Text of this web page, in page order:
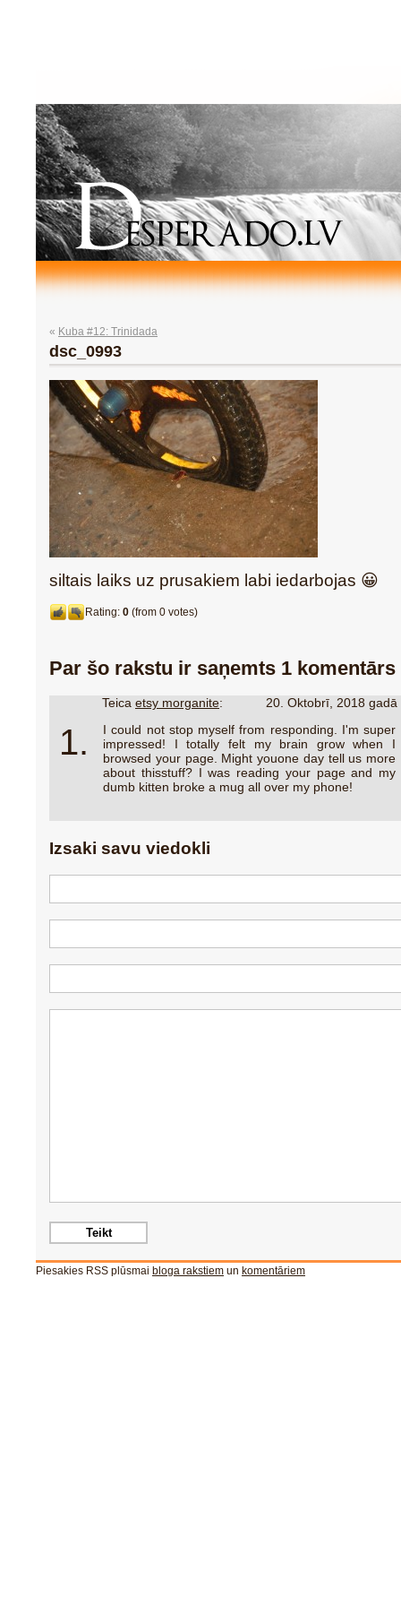
« Kuba #12: Trinidada
dsc_0993
siltais laiks uz prusakiem labi iedarbojas 😀
Rating: 0 (from 0 votes)
Par šo rakstu ir saņemts 1 komentārs
1.
Teica etsy morganite:
20. Oktobrī, 2018 gadā
I could not stop myself from responding. I'm super
impressed! I totally felt my brain grow when I
browsed your page. Might youone day tell us more
about thisstuff? I was reading your page and my
dumb kitten broke a mug all over my phone!
Izsaki savu viedokli
Piesakies RSS plūsmai bloga rakstiem un komentāriem